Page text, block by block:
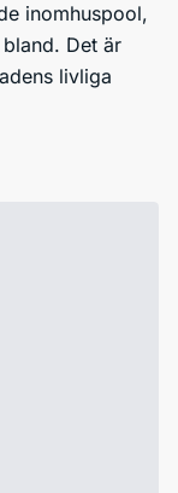
inomhuspool,
Det är
livliga